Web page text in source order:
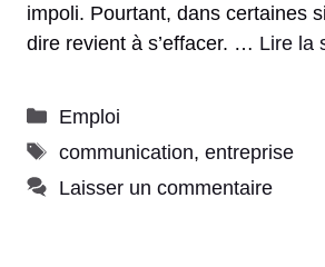
impoli. Pourtant, dans certaines
dire revient à s’effacer. … Lire la
Catégories
Emploi
Étiquettes
communication, entreprise
Laisser un commentaire